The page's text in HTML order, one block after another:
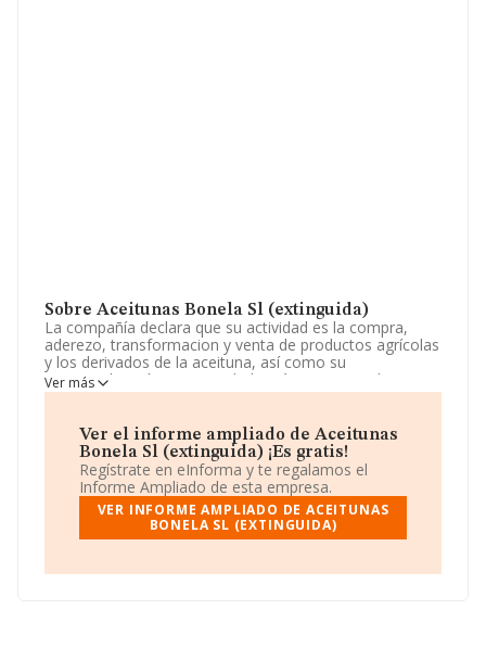
Sobre Aceitunas Bonela Sl (extinguida)
La compañía declara que su actividad es la compra,
aderezo, transformacion y venta de productos agrícolas
y los derivados de la aceituna, así como su
comercialización. La sociedad está inscrita en el
Registro Mercantil como Sociedad Limitada. Su CNAE
productos alimenticios n.c.o.p.'. La empresa no tiene
actividad en mercados exteriores.
En el último año el número de empleados ha
permanecido igual y teniendo en cuenta la información
a disposición de INFORMA, ha contado con un número
de empleados inferior a la media de sector.
Su email esaceitunasbonela@telefonica.net.
Ver más
Ver el informe ampliado de Aceitunas
Bonela Sl (extinguida) ¡Es gratis!
Regístrate en eInforma y te regalamos el
Informe Ampliado de esta empresa.
VER INFORME AMPLIADO DE ACEITUNAS
BONELA SL (EXTINGUIDA)